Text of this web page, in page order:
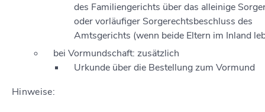
des Familiengerichts über das alleinige
oder vorläufiger Sorgerechtsbeschluss des
Amtsgerichts (wenn beide Eltern im Inland
bei Vormundschaft: zusätzlich
Urkunde über die Bestellung zum Vormund
Hinweise: